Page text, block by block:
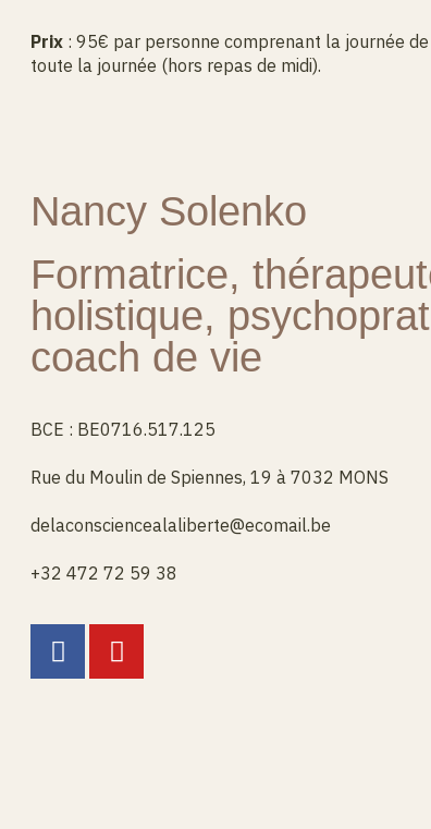
Prix : 95€ par personne comprenant la journée
toute la journée (hors repas de midi).
Nancy Solenko
Formatrice,
holistique,
coach de vie
BCE : BE0716.517.125
Rue du Moulin de Spiennes, 19 à 7032 MONS
delaconsciencealaliberte@ecomail.be
+32 472 72 59 38